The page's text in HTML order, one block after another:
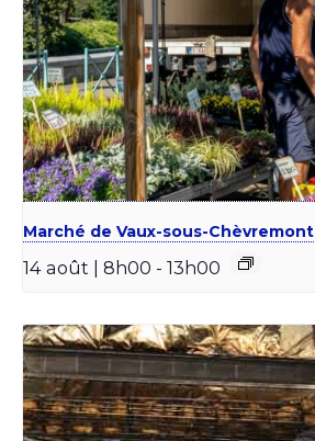
Marché de Vaux-sous-Chèvremont
14 août | 8h00 - 13h00